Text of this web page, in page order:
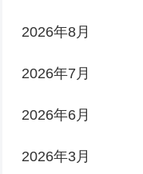
2026年8月
2026年7月
2026年6月
2026年3月